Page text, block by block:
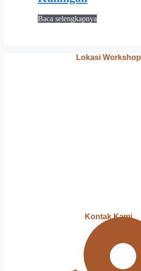
Baca selengkapnya
Lokasi Workshop
Kontak Kami